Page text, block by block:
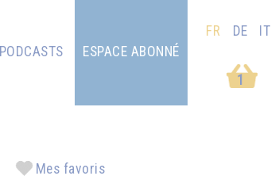
PODCASTS
1
ESPACE ABONNÉ
FR DE IT
Mes favoris